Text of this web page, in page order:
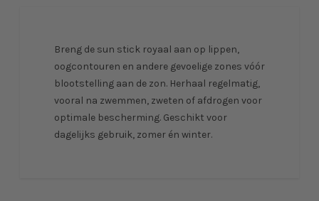
Breng de sun stick royaal aan op lippen,
oogcontouren en andere gevoelige zones vóór
blootstelling aan de zon. Herhaal regelmatig,
vooral na zwemmen, zweten of afdrogen voor
optimale bescherming. Geschikt voor
dagelijks gebruik, zomer én winter.